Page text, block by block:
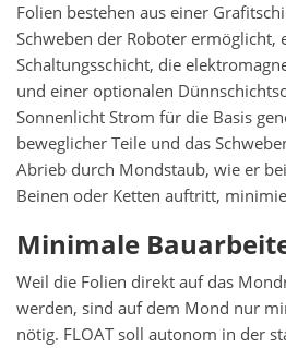
Folien bestehen aus einer
Schweben der Roboter ermöglicht,
Schaltungsschicht, die
und einer optionalen
Sonnenlicht Strom für die Basis
beweglicher Teile und das
Abrieb durch Mondstaub, wie er
Beinen oder Ketten auftritt,
Minimale
Weil die Folien direkt auf das
werden, sind auf dem Mond nur
nötig. FLOAT soll autonom in der